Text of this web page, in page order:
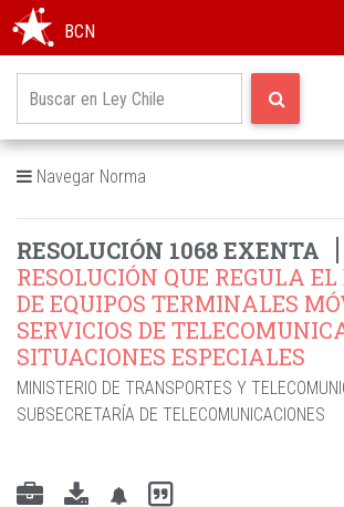
BCN
Navegar Norma
RESOLUCIÓN 1068 EXENTA
RESOLUCIÓN QUE REGULA EL
DE EQUIPOS TERMINALES
SERVICIOS DE
SITUACIONES ESPECIALES
MINISTERIO DE TRANSPORTES Y
SUBSECRETARÍA DE TELECOMUNICACIONES